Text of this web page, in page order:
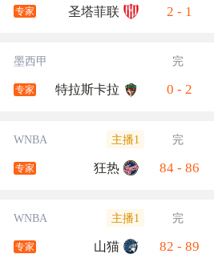
专家 圣塔菲联 2 - 1
墨西甲 完
专家 特拉斯卡拉 0 - 2
WNBA 主播1 完
专家 狂热 84 - 86
WNBA 主播1 完
专家 山猫 82 - 89